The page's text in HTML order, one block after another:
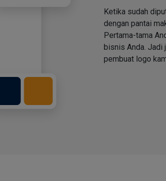
Ketika sudah
dengan pantai
Pertama-tama
bisnis Anda. Jadi
pembuat logo